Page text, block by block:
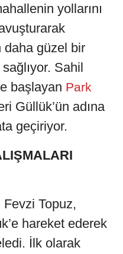
yollarını
daha güzel bir
Sahil
başlayan Park
Güllük’ün adına
geçiriyor.
Topuz,
hareket ederek
İlk olarak